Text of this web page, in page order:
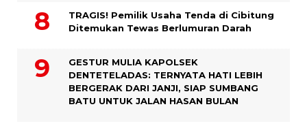
TRAGIS! Pemilik Usaha Tenda di Cibitung
Ditemukan Tewas Berlumuran Darah
GESTUR MULIA KAPOLSEK
DENTETELADAS: TERNYATA HATI LEBIH
BERGERAK DARI JANJI, SIAP SUMBANG
BATU UNTUK JALAN HASAN BULAN